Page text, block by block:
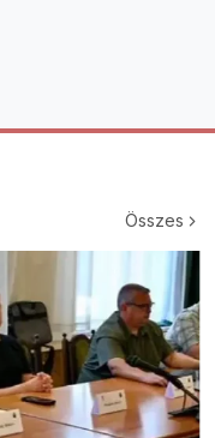
Összes